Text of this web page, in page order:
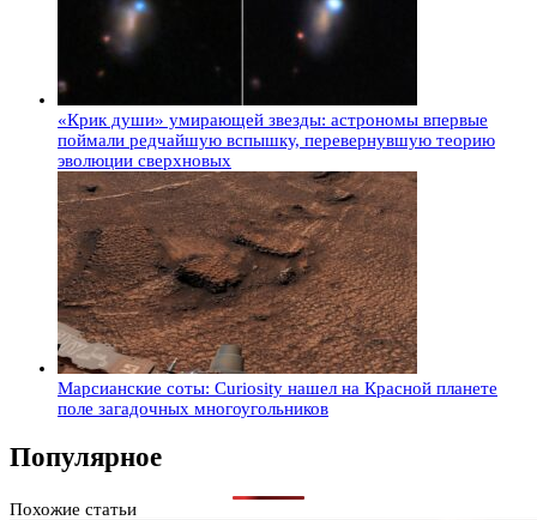
«Крик души» умирающей звезды: астрономы впервые
поймали редчайшую вспышку, перевернувшую теорию
эволюции сверхновых
Марсианские соты: Curiosity нашел на Красной планете
поле загадочных многоугольников
Популярное
Похожие статьи